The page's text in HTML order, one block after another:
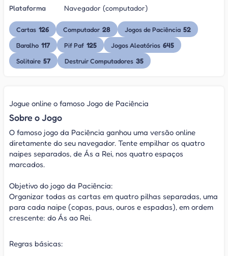
Plataforma
Navegador (computador)
Cartas 126 Computador 28 Jogos de Paciência 52
Baralho 117 Pif Paf 125 Jogos Aleatórios 645
Solitaire 57 Destruir Computadores 35
Jogue online o famoso Jogo de Paciência
Sobre o Jogo
O famoso jogo da Paciência ganhou uma versão online
diretamente do seu navegador. Tente empilhar os quatro
naipes separados, de Ás a Rei, nos quatro espaços
marcados.
Objetivo do jogo da Paciência:
Organizar todas as cartas em quatro pilhas separadas, uma
para cada naipe (copas, paus, ouros e espadas), em ordem
crescente: do Ás ao Rei.
Regras básicas: